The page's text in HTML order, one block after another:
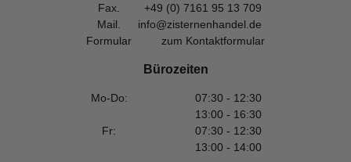
Fax.
+49 (0) 7161 95 13 709
Mail.
info@zisternenhandel.de
Formular
zum Kontaktformular
Bürozeiten
Mo-Do:
07:30 - 12:30
13:00 - 16:30
Fr:
07:30 - 12:30
13:00 - 14:00